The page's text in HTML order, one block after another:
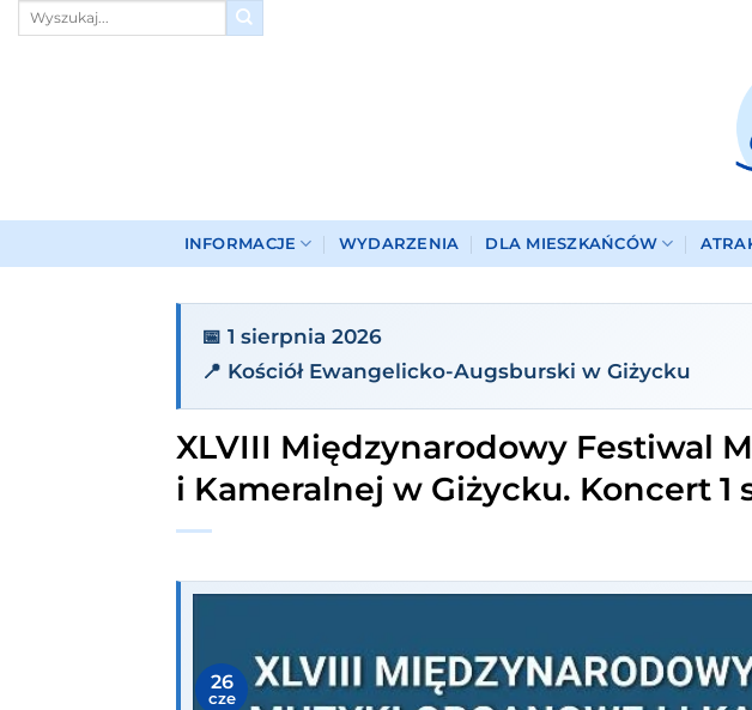
Przewiń
INFORMACJE WYDARZENIA DLA MIESZKAŃCÓW
📅 1 sierpnia 2026
📍 Kościół Ewangelicko-Augsburski w Giżycku
XLVIII Międzynarodowy Festiwal
i Kameralnej w Giżycku. Koncert 1
26
cze